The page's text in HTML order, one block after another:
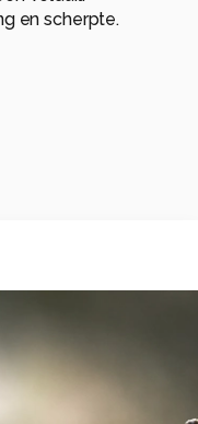
en scherpte.